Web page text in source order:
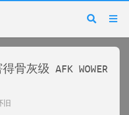
骨灰级 AFK WOWER
旧